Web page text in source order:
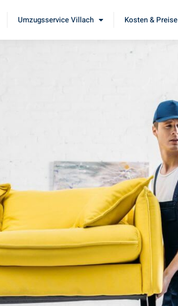
Umzugsservice Villach Kosten & Preise